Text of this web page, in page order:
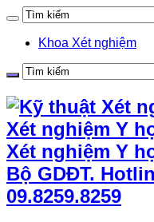
Khoa Xét nghiệm
Xét nghiệm Y
Xét nghiệm Y
Bộ GDĐT.
09.8259.8259